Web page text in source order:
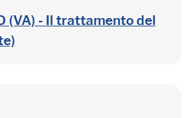
(VA) - Il trattamento del